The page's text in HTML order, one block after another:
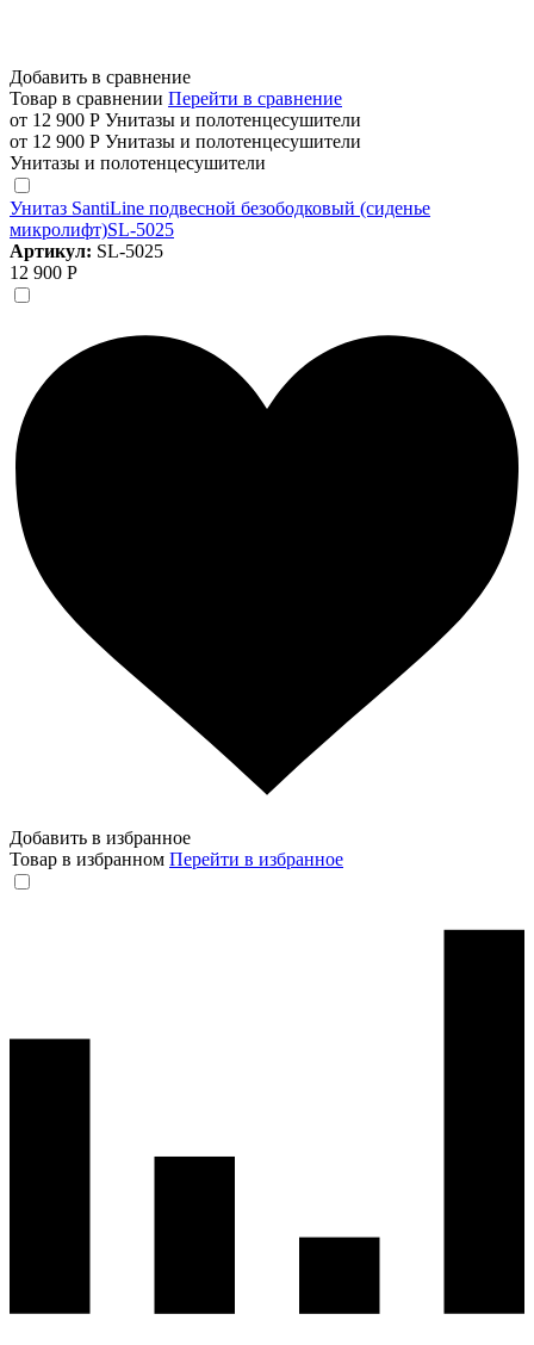
Добавить в сравнение
Товар в сравнении Перейти в сравнение
от 12 900 Р Унитазы и полотенцесушители
от 12 900 Р Унитазы и полотенцесушители
Унитазы и полотенцесушители
Унитаз SantiLine подвесной безободковый (сиденье
микролифт)SL-5025
Артикул: SL-5025
12 900 Р
Добавить в избранное
Товар в избранном Перейти в избранное